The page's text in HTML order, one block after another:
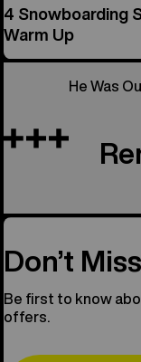
4 Snowboarding
Warm Up
He Was
Don’t
Be first to know
offers.